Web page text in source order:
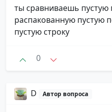
ты сравниваешь пустую
распакованную пустую
пустую строку
0
D Автор вопроса